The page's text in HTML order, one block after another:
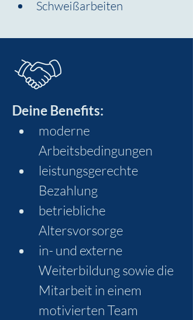
Schweißarbeiten
Deine Benefits:
moderne
Arbeitsbedingungen
leistungsgerechte
Bezahlung
betriebliche
Altersvorsorge
in- und externe
Weiterbildung sowie die
Mitarbeit in einem
motivierten Team